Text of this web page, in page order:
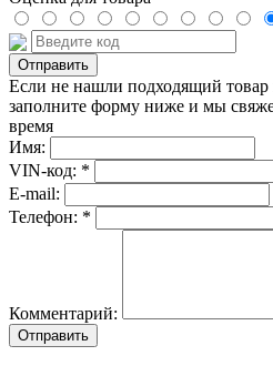
Если не нашли подходящий товар
заполните форму ниже и мы
время
Имя:
VIN-код: *
E-mail:
Телефон: *
Комментарий:
Отправить